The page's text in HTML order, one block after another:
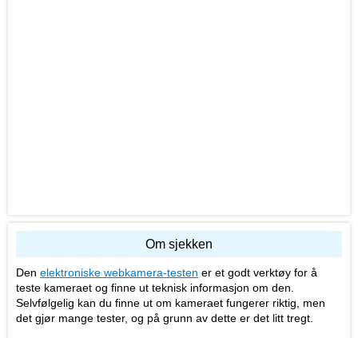
Om sjekken
Den elektroniske webkamera-testen er et godt verktøy for å
teste kameraet og finne ut teknisk informasjon om den.
Selvfølgelig kan du finne ut om kameraet fungerer riktig, men
det gjør mange tester, og på grunn av dette er det litt tregt.